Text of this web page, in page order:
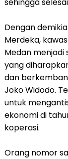
Dengan
Merdeka,
Medan menjadi
yang
dan
Joko Widodo.
untuk
ekonomi di
koperasi.
Orang nomor